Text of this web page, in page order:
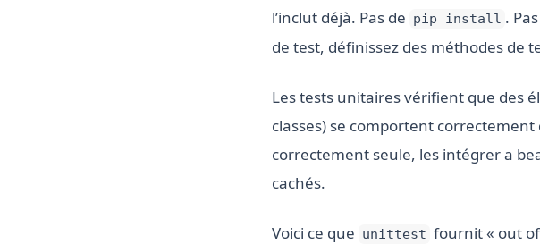
l’inclut déjà. Pas de pip install .
de test, définissez des méthodes de
Les tests unitaires vérifient que des
classes) se comportent
correctement seule, les intégrer a
cachés.
Voici ce que unittest fournit « out